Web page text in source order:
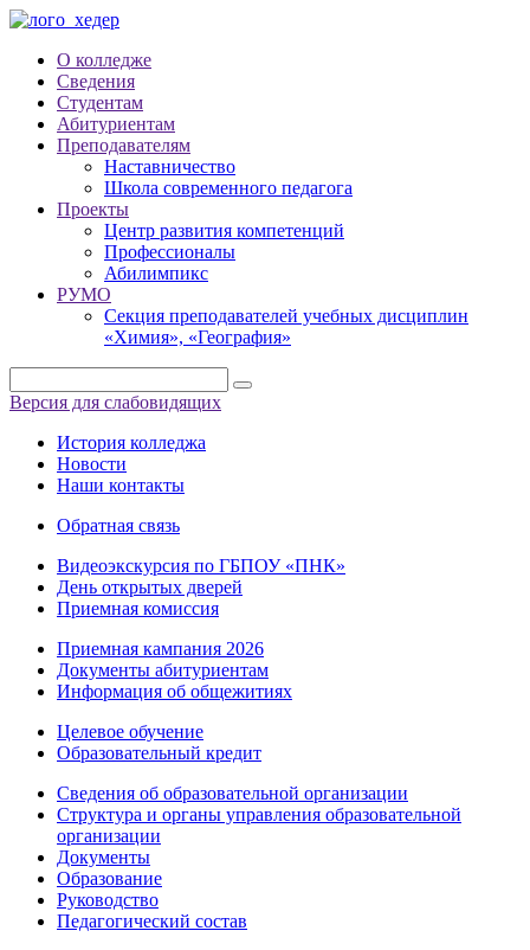
О колледже
Сведения
Студентам
Абитуриентам
Преподавателям
Наставничество
Школа современного педагога
Проекты
Центр развития компетенций
Профессионалы
Абилимпикс
РУМО
Секция преподавателей учебных дисциплин
«Химия», «География»
Версия для слабовидящих
История колледжа
Новости
Наши контакты
Обратная связь
Видеоэкскурсия по ГБПОУ «ПНК»
День открытых дверей
Приемная комиссия
Приемная кампания 2026
Дoкументы абитуриентам
Информация об общежитиях
Целевое обучение
Образовательный кредит
Сведения об образовательной организации
Структура и органы управления образовательной
организации
Документы
Образование
Руководство
Педагогический состав